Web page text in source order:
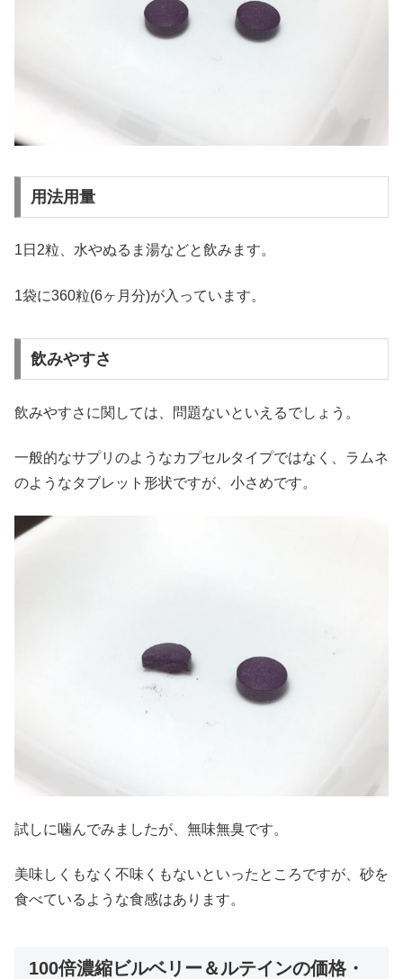
用法用量
1日2粒、水やぬるま湯などと飲みます。
1袋に360粒(6ヶ月分)が入っています。
飲みやすさ
飲みやすさに関しては、問題ないといえるでしょう。
一般的なサプリのようなカプセルタイプではなく、ラムネ
のようなタブレット形状ですが、小さめです。
試しに噛んでみましたが、無味無臭です。
美味しくもなく不味くもないといったところですが、砂を
食べているような食感はあります。
100倍濃縮ビルベリー＆ルテインの価格・